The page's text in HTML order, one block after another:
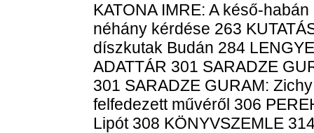
KATONA IMRE: A késő-
néhány kérdése 263
díszkutak Budán 284
ADATTÁR 301 SARADZE
301 SARADZE GURAM:
felfedezett művéről 306
Lipót 308 KÖNYVSZEMLE